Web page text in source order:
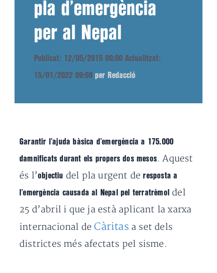
pla d’emergència
per al Nepal
Publicat: 12/05/2015 00:00 Actualitzat:
15/01/2022 09:08 per Redacció
Garantir l’ajuda bàsica d’emergència a 175.000
damnificats durant els propers dos mesos. Aquest
és l’objectiu del pla urgent deresposta a
l’emergència causada al Nepal pel terratrèmol del
25 d’abril i que ja està aplicant la xarxa
internacional deCàritas a set dels
districtes més afectats pel sisme.